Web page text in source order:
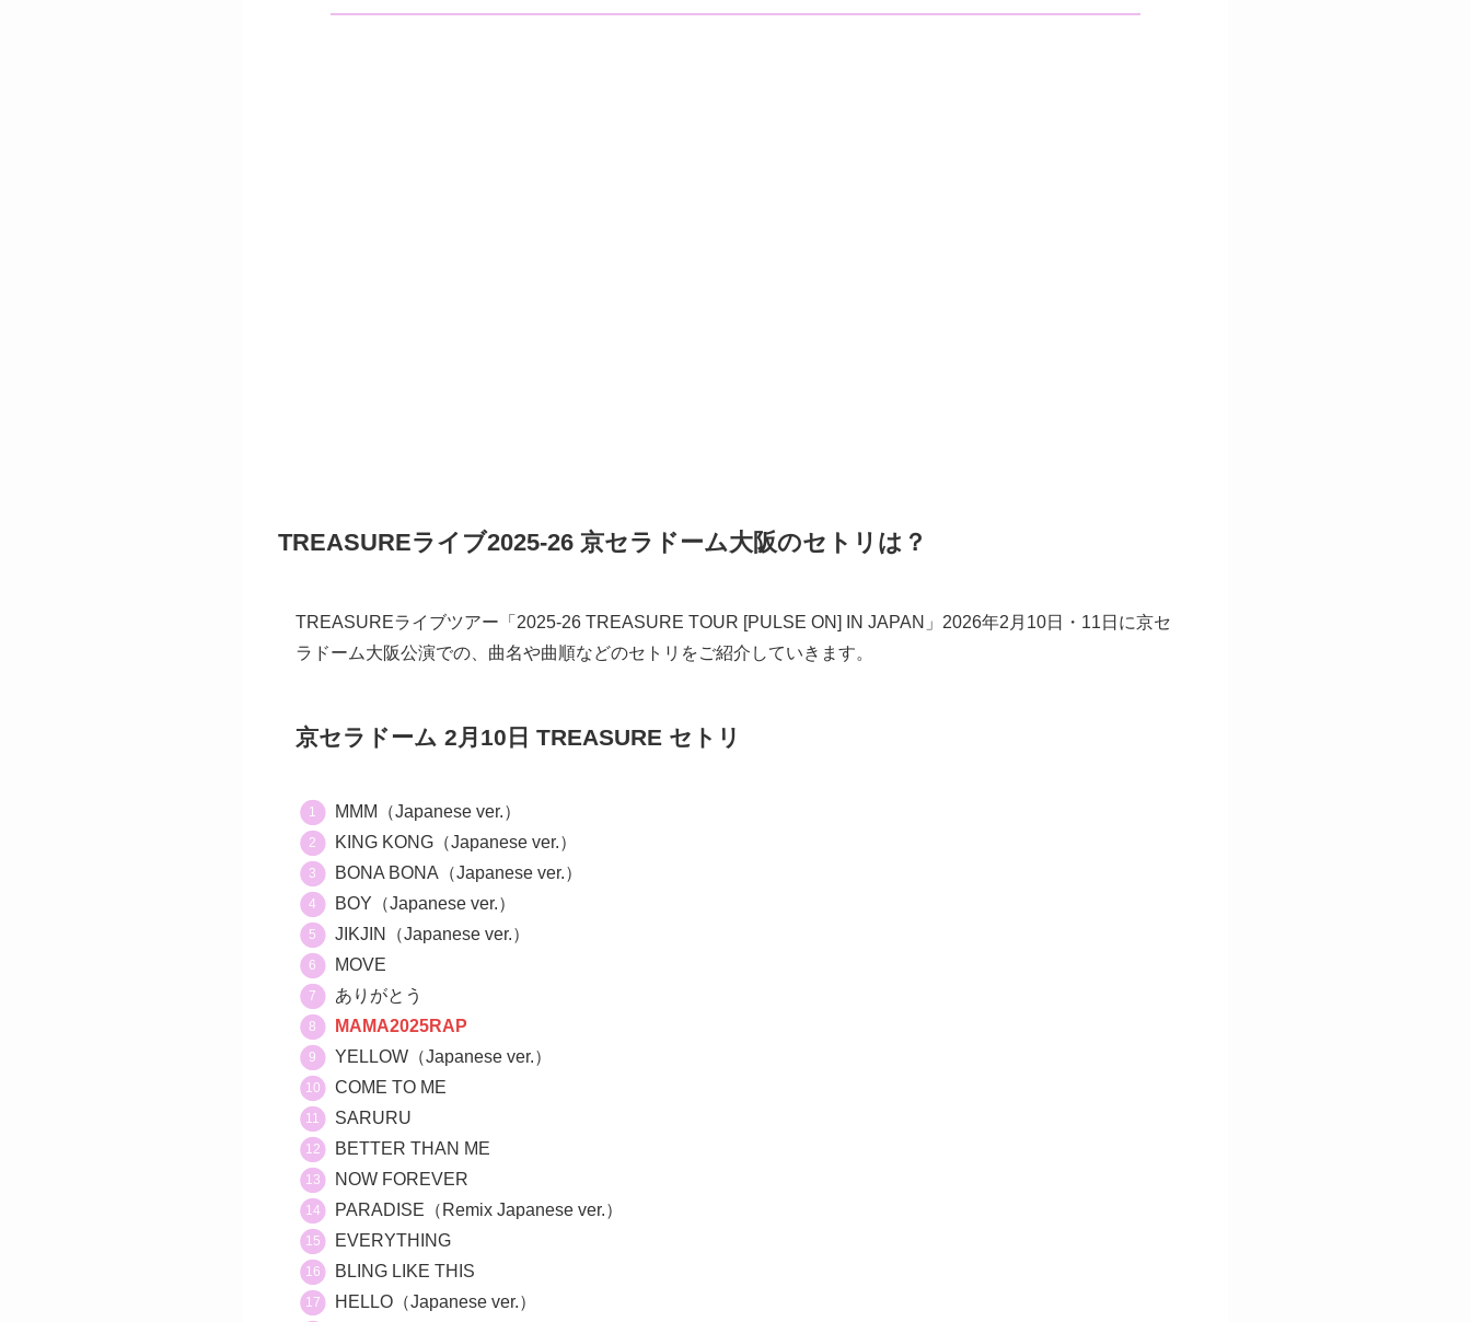
TREASUREライブ2025-26 京セラドーム大阪のセトリは？
TREASUREライブツアー「2025-26 TREASURE TOUR [PULSE ON] IN JAPAN」2026年2月10日・11日に京セ
ラドーム大阪公演での、曲名や曲順などのセトリをご紹介していきます。
京セラドーム 2月10日 TREASURE セトリ
MMM（Japanese ver.）
KING KONG（Japanese ver.）
BONA BONA（Japanese ver.）
BOY（Japanese ver.）
JIKJIN（Japanese ver.）
MOVE
ありがとう
MAMA2025RAP
YELLOW（Japanese ver.）
COME TO ME
SARURU
BETTER THAN ME
NOW FOREVER
PARADISE（Remix Japanese ver.）
EVERYTHING
BLING LIKE THIS
HELLO（Japanese ver.）